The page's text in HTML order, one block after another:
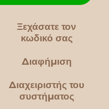
Ξεχάσατε τον
κωδικό σας
Διαφήμιση
Διαχειριστής του
συστήματος